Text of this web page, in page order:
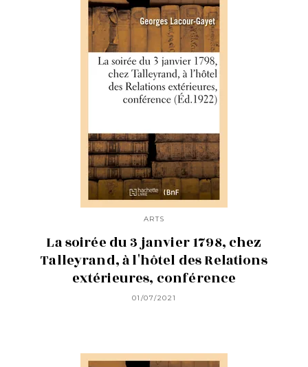
ARTS
La soirée du 3 janvier 1798, chez
Talleyrand, à l'hôtel des Relations
extérieures, conférence
01/07/2021